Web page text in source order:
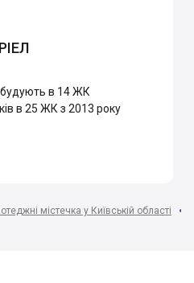
РІЕЛ
в 14 ЖК
в 25 ЖК з 2013 року
містечка у Київській області